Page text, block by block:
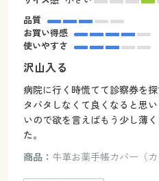
品質
お買い得感
使いやすさ
沢山入る
病院に行く時慌てて診察券を
タバタしなくて良くなると思
いので欲を言えばもう少し薄
た。
商品： 牛革お薬手帳カバー（カ